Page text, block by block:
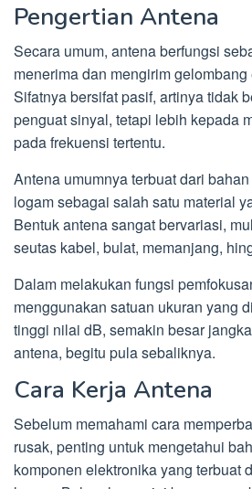
Pengertian Antena
Secara umum, antena berfungsi
menerima dan mengirim
Sifatnya bersifat pasif, artinya tidak
penguat sinyal, tetapi lebih kepada
pada frekuensi tertentu.
Antena umumnya terbuat dari
logam sebagai salah satu material
Bentuk antena sangat bervariasi,
seutas kabel, bulat, memanjang,
Dalam melakukan fungsi
menggunakan satuan ukuran yang
tinggi nilai dB, semakin besar
antena, begitu pula sebaliknya.
Cara Kerja Antena
Sebelum memahami cara
rusak, penting untuk mengetahui
komponen elektronika yang terbuat